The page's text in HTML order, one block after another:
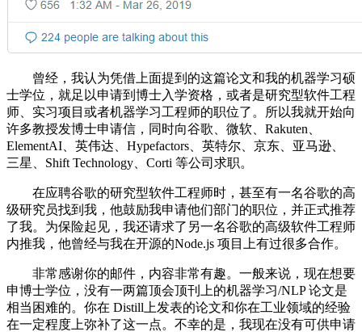
曾经，我认为凭借上面提到的这篇论文和我的机器学习硕
士学位，就足以申请到博士入学资格，或者是研究型软件工程
师、实习项目或者机器学习工程师的职位了。所以我就开始向
许多教授发博士申请信，同时向谷歌、微软、Rakuten、
ElementAI、英伟达、Hypefactors、英特尔、京东、亚马逊、
三星、Shift Technology、Corti 等公司求职。
在应聘谷歌的研究型软件工程师时，甚至有一名谷歌的高
级研究员找到我，他鼓励我申请他们部门的职位，并正式推荐
了我。为保险起见，我还请求了另一名谷歌的高级软件工程师
内推我，他曾经与我在开源的Node.js 项目上有过很多合作。
非常感谢你的邮件，内容非常有趣。一般来说，现在想要
申博士学位，没有一两篇顶会顶刊上的机器学习/NLP 论文是
相当困难的。你在 Distill上发表的论文和你在工业领域的经验
在一定程度上弥补了这一点。不幸的是，我现在没有可供申请